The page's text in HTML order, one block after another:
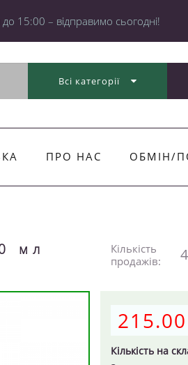
15:00 – відправимо сьогодні!
Всі категорії
ПРО НАС ОБМІН/
мл
Кількість
продажів:
Кількість на